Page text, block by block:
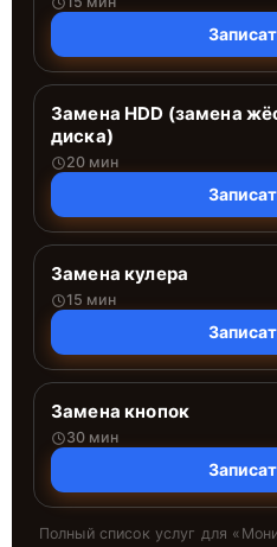
Замена HDD (замена
диска)
20 мин
Замена кулера
15 мин
Замена кнопок
30 мин
Полный список услуг для «